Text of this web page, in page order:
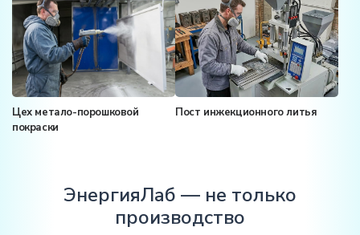
Цех метало-порошковой
покраски
Пост инжекционного литья
ЭнергияЛаб — не только
производство